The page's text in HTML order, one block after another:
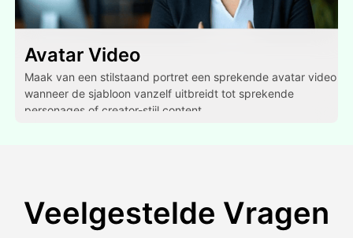
Avatar Video
Maak van een stilstaand portret een sprekende avatar video
wanneer de sjabloon vanzelf uitbreidt tot sprekende
personages of creator-stijl content.
Veelgestelde Vragen